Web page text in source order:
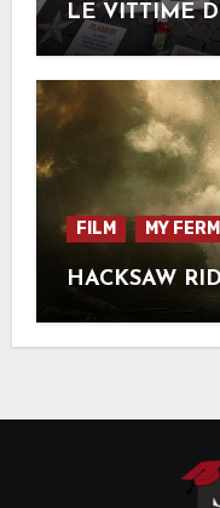
LE VITTIME
FILM MY
HACKSAW